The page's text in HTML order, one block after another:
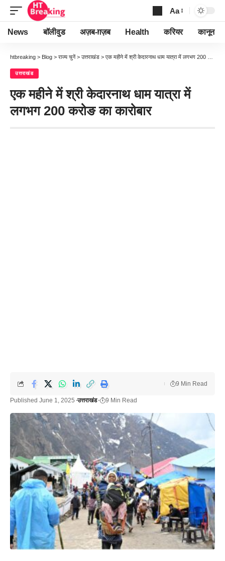
Font
Resizer
Aa
News बॉलीवुड अज़ब-ग़ज़ब Health करियर कानून
htbreaking > Blog > राज्य चुनें > उत्तराखंड > एक महीने में श्री केदारनाथ धाम यात्रा में लगभग 200 करोङ का कारोबार
उत्तराखंड
एक महीने में श्री केदारनाथ धाम यात्रा में
लगभग 200 करोङ का कारोबार
Published June 1, 2025 उत्तराखंड 9 Min Read
9 Min Read